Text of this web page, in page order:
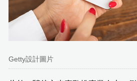
Getty設計圖片